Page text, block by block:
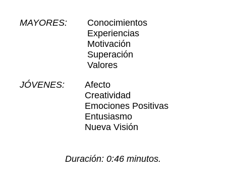
MAYORES:
Conocimientos
Experiencias
Motivación
Superación
Valores
JÓVENES:
Afecto
Creatividad
Emociones Positivas
Entusiasmo
Nueva Visión
Duración: 0:46 minutos.